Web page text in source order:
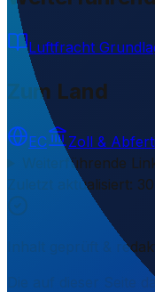
Luftfracht
Zum Land
EC
Zoll &
Weiterführende
Zuletzt aktualisiert:
Inhalt geprüft &
Die auf dieser Seite